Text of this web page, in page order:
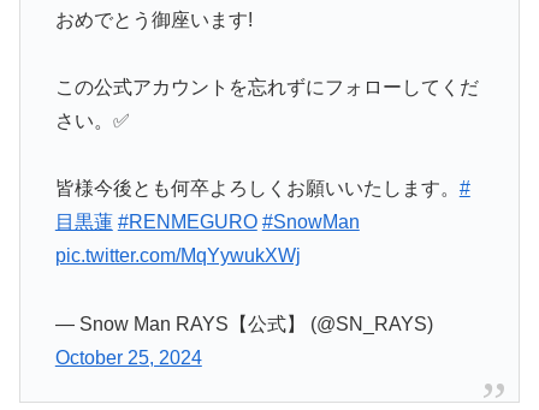
おめでとう御座います!
この公式アカウントを忘れずにフォローしてくだ
さい。✅
皆様今後とも何卒よろしくお願いいたします。 #
目黒蓮 #RENMEGURO #SnowMan
pic.twitter.com/MqYywukXWj
— Snow Man RAYS【公式】 (@SN_RAYS)
October 25, 2024